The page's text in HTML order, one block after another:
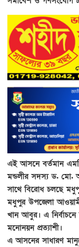
এই আসনে বর্তমান
মন্ডলীর সদস্য ড. মো.
সাথে বিরোধ চলছে
মধুপুর উপজেলা
খান আবুর। এ
মনোনয়ন প্রত্যাশী।
এ আসনের সাধারণ